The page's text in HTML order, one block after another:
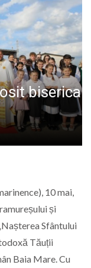
biserica
10 mai,
și
Sfântului
Tăuții
Baia Mare. Cu